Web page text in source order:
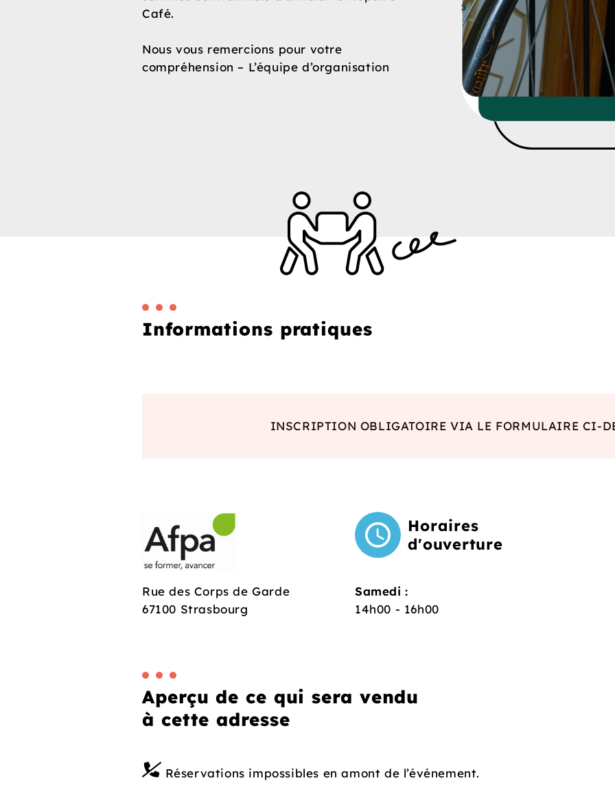
Café.
Nous vous remercions pour votre
compréhension – L’équipe d’organisation
Informations pratiques
INSCRIPTION OBLIGATOIRE VIA LE FORMULAIRE CI-
Rue des Corps de Garde
67100 Strasbourg
Horaires
d'ouverture
Samedi :
14h00 - 16h00
Aperçu de ce qui sera vendu
à cette adresse
Réservations impossibles en amont de l’événement.